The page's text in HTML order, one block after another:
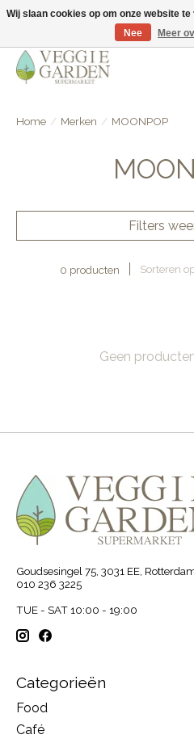
vegan & veggie products | free store pick-
Home / Merken / MOONPOP
Filters
0 producten Sorteren
Geen
Goudsesingel 75, 3031 EE,
010 236 3225
TUE - SAT 10:00 - 19:00
Categorieën
Food
Café
Wij slaan cookies op om onze website
Nee
Meer